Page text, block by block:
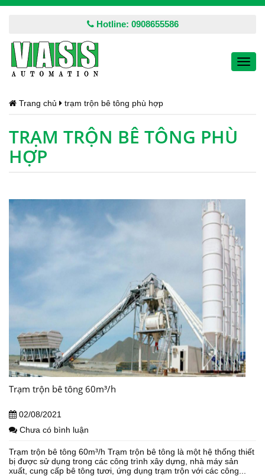
Hotline: 0908655586
Trang chủ trạm trộn bê tông phù hợp
TRẠM TRỘN BÊ TÔNG PHÙ
HỢP
Trạm trộn bê tông 60m³/h
02/08/2021
Chưa có bình luận
Trạm trộn bê tông 60m³/h Trạm trộn bê tông là một hệ thống thiết
bị được sử dụng trong các công trình xây dựng, nhà máy sản
xuất, cung cấp bê tông tươi, ứng dụng trạm trộn với các công...